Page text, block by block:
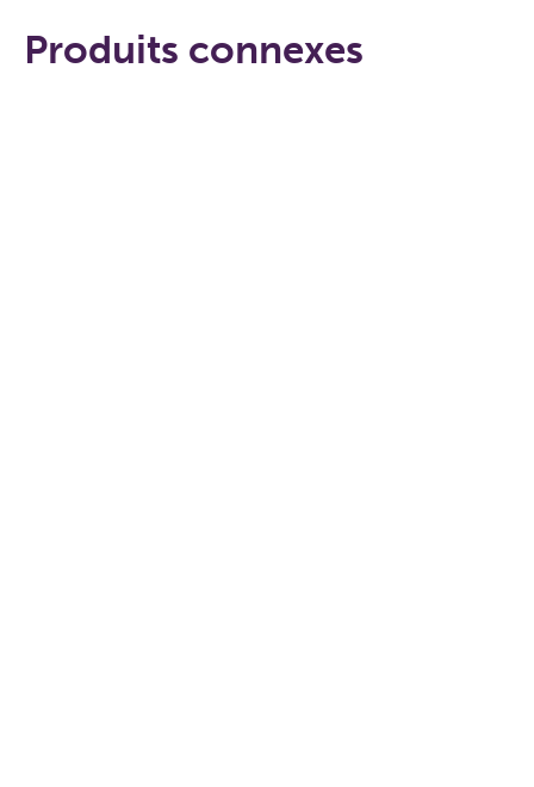
Produits connexes